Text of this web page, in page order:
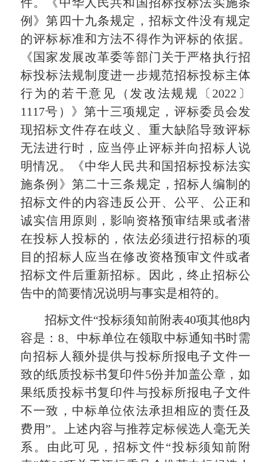
例》第四十九条规定，招标文件没有规定
的评标标准和方法不得作为评标的依据。
《国家发展改革委等部门关于严格执行招
标投标法规制度进一步规范招标投标主体
行为的若干意见（发改法规规〔2022〕
1117号）》第十三项规定，评标委员会发
现招标文件存在歧义、重大缺陷导致评标
无法进行时，应当停止评标并向招标人说
明情况。《中华人民共和国招标投标法实
施条例》第二十三条规定，招标人编制的
招标文件的内容违反公开、公平、公正和
诚实信用原则，影响资格预审结果或者潜
在投标人投标的，依法必须进行招标的项
目的招标人应当在修改资格预审文件或者
招标文件后重新招标。因此，终止招标公
告中的简要情况说明与事实是相符的。
招标文件“投标须知前附表40项其他8内
容是：8、中标单位在领取中标通知书时需
向招标人额外提供与投标所报电子文件一
致的纸质投标书复印件5份并加盖公章，如
果纸质投标书复印件与投标所报电子文件
不一致，中标单位依法承担相应的责任及
费用”。上述内容与推荐定标候选人毫无关
系。由此可见，招标文件“投标须知前附